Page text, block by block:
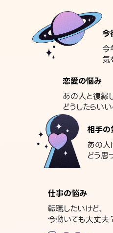
今
今
気
恋愛の悩み
あの人と復縁
どうしたらい
相手の
あの人
どう思
仕事の悩み
転職したいけど、
今動いても大丈夫